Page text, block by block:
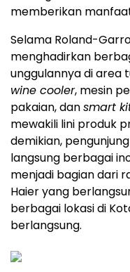
memberikan
Selama Roland-
menghadirkan
unggulannya di area
wine cooler, mesin
pakaian, dansmart
mewakili lini produk
demikian,
langsung berbagai
menjadi bagian dari
Haier yang
berbagai lokasi di
berlangsung.